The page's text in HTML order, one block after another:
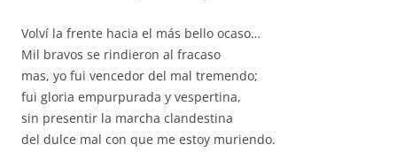
Volví la frente hacia el más bello ocaso…
Mil bravos se rindieron al fracaso
mas, yo fui vencedor del mal tremendo;
fui gloria empurpurada y vespertina,
sin presentir la marcha clandestina
del dulce mal con que me estoy muriendo.